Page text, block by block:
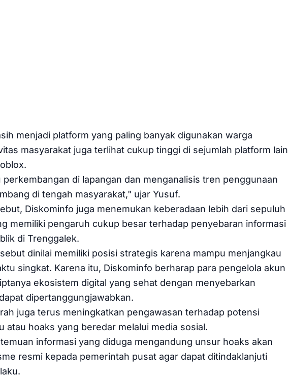
menjadi platform yang paling banyak digunakan warga
masyarakat juga terlihat cukup tinggi di sejumlah platform lain
di lapangan dan menganalisis tren penggunaan
di tengah masyarakat," ujar Yusuf.
Diskominfo juga menemukan keberadaan lebih dari sepuluh
memiliki pengaruh cukup besar terhadap penyebaran informasi
di Trenggalek.
dinilai memiliki posisi strategis karena mampu menjangkau
singkat. Karena itu, Diskominfo berharap para pengelola akun
ekosistem digital yang sehat dengan menyebarkan
dipertanggungjawabkan.
juga terus meningkatkan pengawasan terhadap potensi
atau hoaks yang beredar melalui media sosial.
informasi yang diduga mengandung unsur hoaks akan
resmi kepada pemerintah pusat agar dapat ditindaklanjuti